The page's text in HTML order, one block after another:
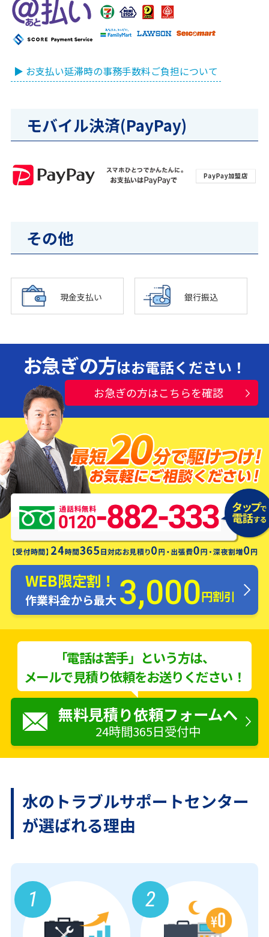
▶ お支払い延滞時の事務手数料ご負担について
モバイル決済(PayPay)
その他
現金支払い 銀行振込
お急ぎの方はお電話ください！
お急ぎの方はこちらを確認
水漏れ・つまり・修理お電話一本ですぐ
にお伺いします！
WEB限定割！
作業料金から最大 3,000円割引
「電話は苦手」という方は、
メールで見積り依頼をお送りください！
無料見積り依頼フォームへ
24時間365日受付中
水のトラブルサポートセンター
が選ばれる理由
1 2